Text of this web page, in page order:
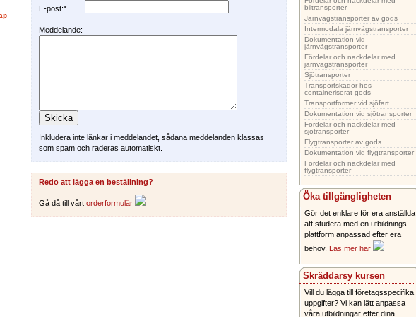
E-post:*
Meddelande:
Inkludera inte länkar i meddelandet, sådana meddelanden klassas
som spam och raderas automatiskt.
Redo att lägga en beställning?
Gå då till vårt orderformulär
biltransporter
Järnvägstransporter av gods
Intermodala järnvägstransporter
Dokumentation vid
järnvägstransporter
Fördelar och nackdelar med
järnvägstransporter
Sjötransporter
Transportskador hos
containeriserat gods
Transportformer vid sjöfart
Dokumentation vid sjötransporter
Fördelar och nackdelar med
sjötransporter
Flygtransporter av gods
Dokumentation vid flygtransporter
Fördelar och nackdelar med
flygtransporter
Öka tillgängligheten
Gör det enklare för era anställda
att studera med en utbildnings-
plattform anpassad efter era
behov. Läs mer här
Skräddarsy kursen
Vill du lägga till företagsspecifika
uppgifter? Vi kan lätt anpassa
våra utbildningar efter dina